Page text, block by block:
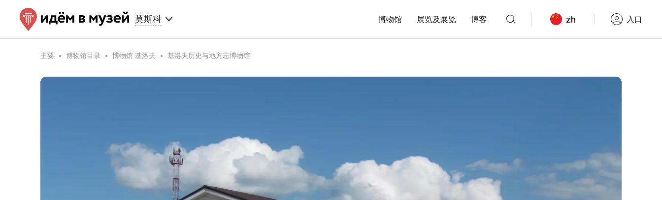
莫斯科 博物馆 展览及展览 博客 zh 入口
主要 博物馆目录 博物馆 基洛夫 基洛夫历史与地方志博物馆